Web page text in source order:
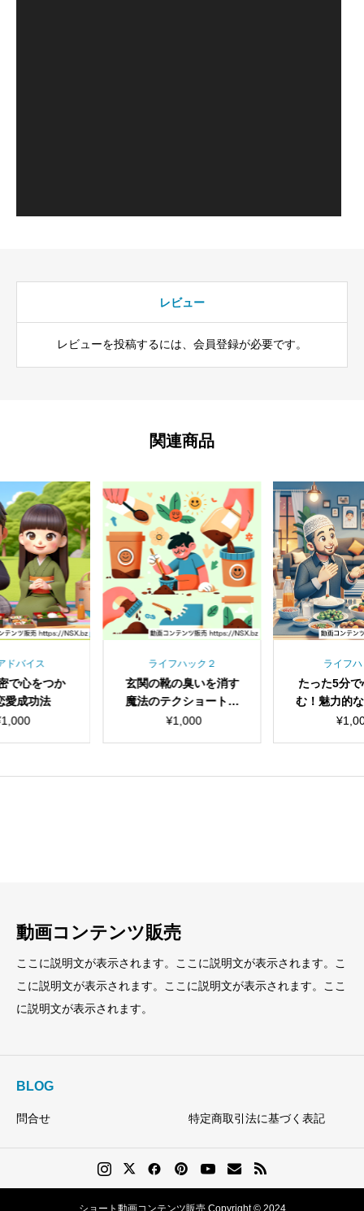
レビュー
レビューを投稿するには、会員登録が必要です。
関連商品
ドバイス
で心をつか
愛成功法
1,000
ライフハック２
玄関の靴の臭いを消す
魔法のテクショート動
画セット
¥1,000
ライフ
たった5分
む！魅力的
ニッ
¥
動画コンテンツ販売
ここに説明文が表示されます。ここに説明文が表示されます。こ
こに説明文が表示されます。ここに説明文が表示されます。ここ
に説明文が表示されます。
BLOG
問合せ 特定商取引法に基づく表記